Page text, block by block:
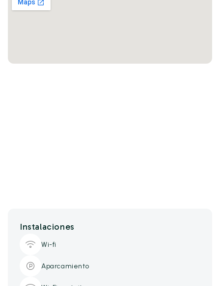
Instalaciones
Wi-fi
Aparcamiento